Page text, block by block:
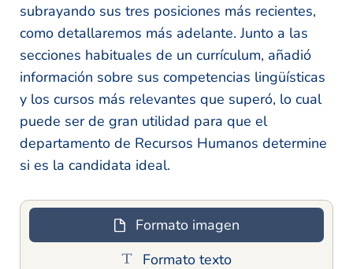
subrayando sus tres posiciones más recientes,
como detallaremos más adelante. Junto a las
secciones habituales de un currículum, añadió
información sobre sus competencias lingüísticas
y los cursos más relevantes que superó, lo cual
puede ser de gran utilidad para que el
departamento de Recursos Humanos determine
si es la candidata ideal.
Formato imagen
Formato texto